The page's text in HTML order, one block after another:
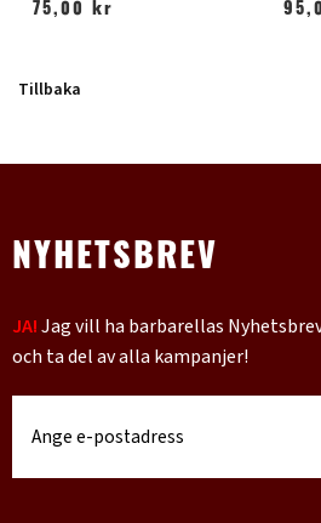
75,00 kr
Tillbaka
NYHETSBREV
JA!Jag vill ha barbarellas
och ta del av alla kampanjer!